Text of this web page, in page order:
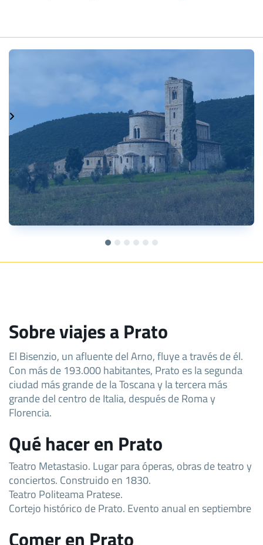
Sobre viajes a Prato
El Bisenzio, un afluente del Arno, fluye a través de él.
Con más de 193.000 habitantes, Prato es la segunda
ciudad más grande de la Toscana y la tercera más
grande del centro de Italia, después de Roma y
Florencia.
Qué hacer en Prato
Teatro Metastasio. Lugar para óperas, obras de teatro y
conciertos. Construido en 1830.
Teatro Politeama Pratese.
Cortejo histórico de Prato. Evento anual en septiembre
Comer en Prato